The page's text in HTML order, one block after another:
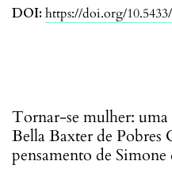
DOI: https://doi.org/
Tornar-se mulher: uma
Bella Baxter de Pobres
pensamento de